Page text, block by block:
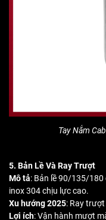
Tay Nắm
5. Bản Lề Và Ray Trượt
Mô tả: Bản lề 90/135/
inox 304 chịu lực cao.
Xu hướng 2025: Ray
Lợi ích: Vận hành mượt